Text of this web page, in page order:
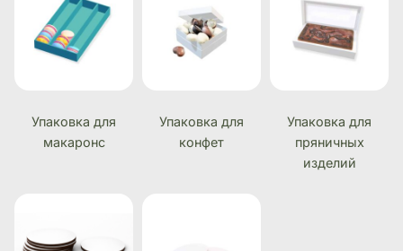
Упаковка для
макаронс
Упаковка для
конфет
Упаковка для
пряничных
изделий